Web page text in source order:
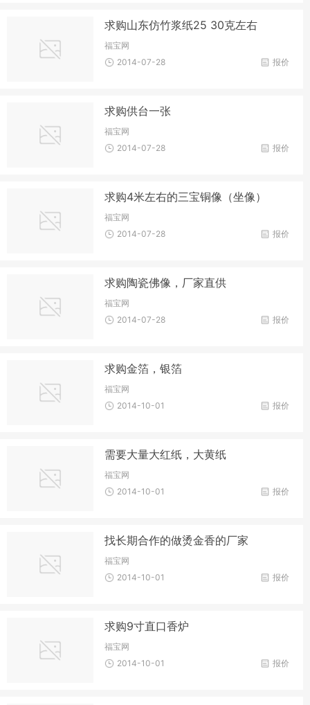
求购山东仿竹浆纸25 30克左右
福宝网
报价
2014-07-28
求购供台一张
福宝网
报价
2014-07-28
求购4米左右的三宝铜像（坐像）
福宝网
报价
2014-07-28
求购陶瓷佛像，厂家直供
福宝网
报价
2014-07-28
求购金箔，银箔
福宝网
报价
2014-10-01
需要大量大红纸，大黄纸
福宝网
报价
2014-10-01
找长期合作的做烫金香的厂家
福宝网
报价
2014-10-01
求购9寸直口香炉
福宝网
报价
2014-10-01